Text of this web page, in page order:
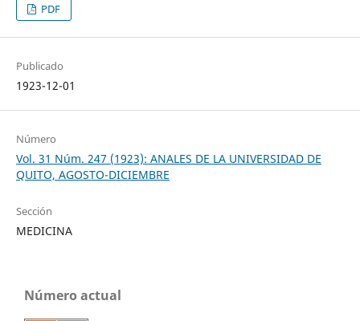
PDF
Publicado
1923-12-01
Número
Vol. 31 Núm. 247 (1923): ANALES DE LA UNIVERSIDAD DE
QUITO, AGOSTO-DICIEMBRE
Sección
MEDICINA
Número actual